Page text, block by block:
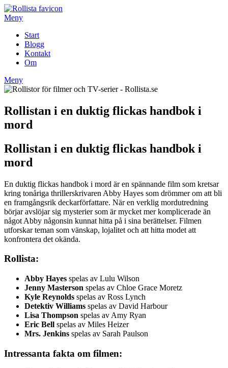
Hoppa
till
Meny
Start
Blogg
Kontakt
Om
Meny
Rollistan i en duktig flickas handbok i
mord
Rollistan i en duktig flickas handbok i
mord
En duktig flickas handbok i mord är en spännande film som kretsar
kring tonåriga thrillerskrivaren Abby Hayes som drömmer om att bli
en framgångsrik deckarförfattare. När en verklig mordutredning
börjar avslöjar sig mysterier som är mycket mer komplicerade än
något Abby någonsin kunnat hitta på i sina berättelser. Filmen
utforskar teman som vänskap, lojalitet och att hitta modet att
konfrontera det okända.
Rollista:
Abby Hayes spelas av Lulu Wilson
Jenny Masterson spelas av Chloe Grace Moretz
Kyle Reynolds spelas av Ross Lynch
Detektiv Williams spelas av David Harbour
Lisa Thompson spelas av Amy Ryan
Eric Bell spelas av Miles Heizer
Mrs. Jenkins spelas av Sarah Paulson
Intressanta fakta om filmen: